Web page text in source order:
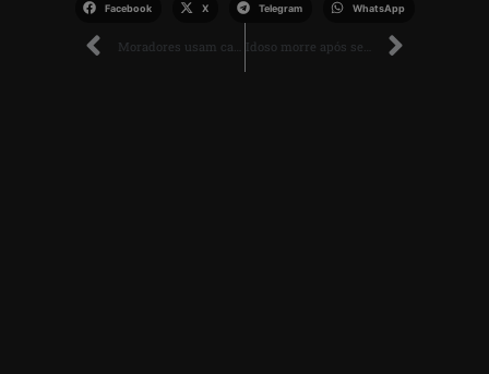
Facebook X Telegram WhatsApp
Moradores usam canoas para resgatar animais durante enchentes em Caracaraí Idoso morre após ser atropelado por ônibus escolar na BR-174 em Boa Vista